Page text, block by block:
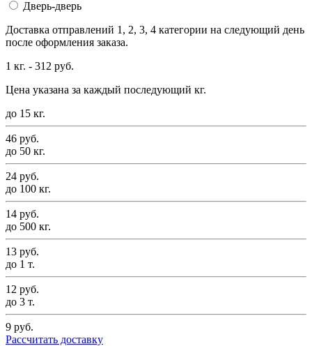
Дверь-дверь
Доставка отправлений 1, 2, 3, 4 категории на следующий день
после оформления заказа.
1 кг. - 312 руб.
Цена указана за каждый последующий кг.
до 15 кг.
46 руб.
до 50 кг.
24 руб.
до 100 кг.
14 руб.
до 500 кг.
13 руб.
до 1 т.
12 руб.
до 3 т.
9 руб.
Рассчитать доставку